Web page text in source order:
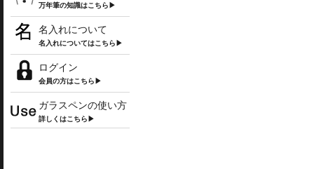
万年筆の知識はこちら▶
名入れについて
名入れについてはこちら▶
ログイン
会員の方はこちら▶
ガラスペンの使い方
詳しくはこちら▶